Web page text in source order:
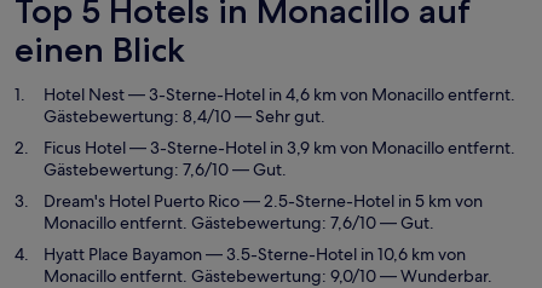
Top 5 Hotels in Monacillo auf
einen Blick
Hotel Nest— 3-Sterne-Hotel in 4,6 km von Monacillo entfernt.
Gästebewertung: 8,4/10 — Sehr gut.
Ficus Hotel— 3-Sterne-Hotel in 3,9 km von Monacillo entfernt.
Gästebewertung: 7,6/10 — Gut.
Dream's Hotel Puerto Rico— 2.5-Sterne-Hotel in 5 km von
Monacillo entfernt. Gästebewertung: 7,6/10 — Gut.
Hyatt Place Bayamon— 3.5-Sterne-Hotel in 10,6 km von
Monacillo entfernt. Gästebewertung: 9,0/10 — Wunderbar.